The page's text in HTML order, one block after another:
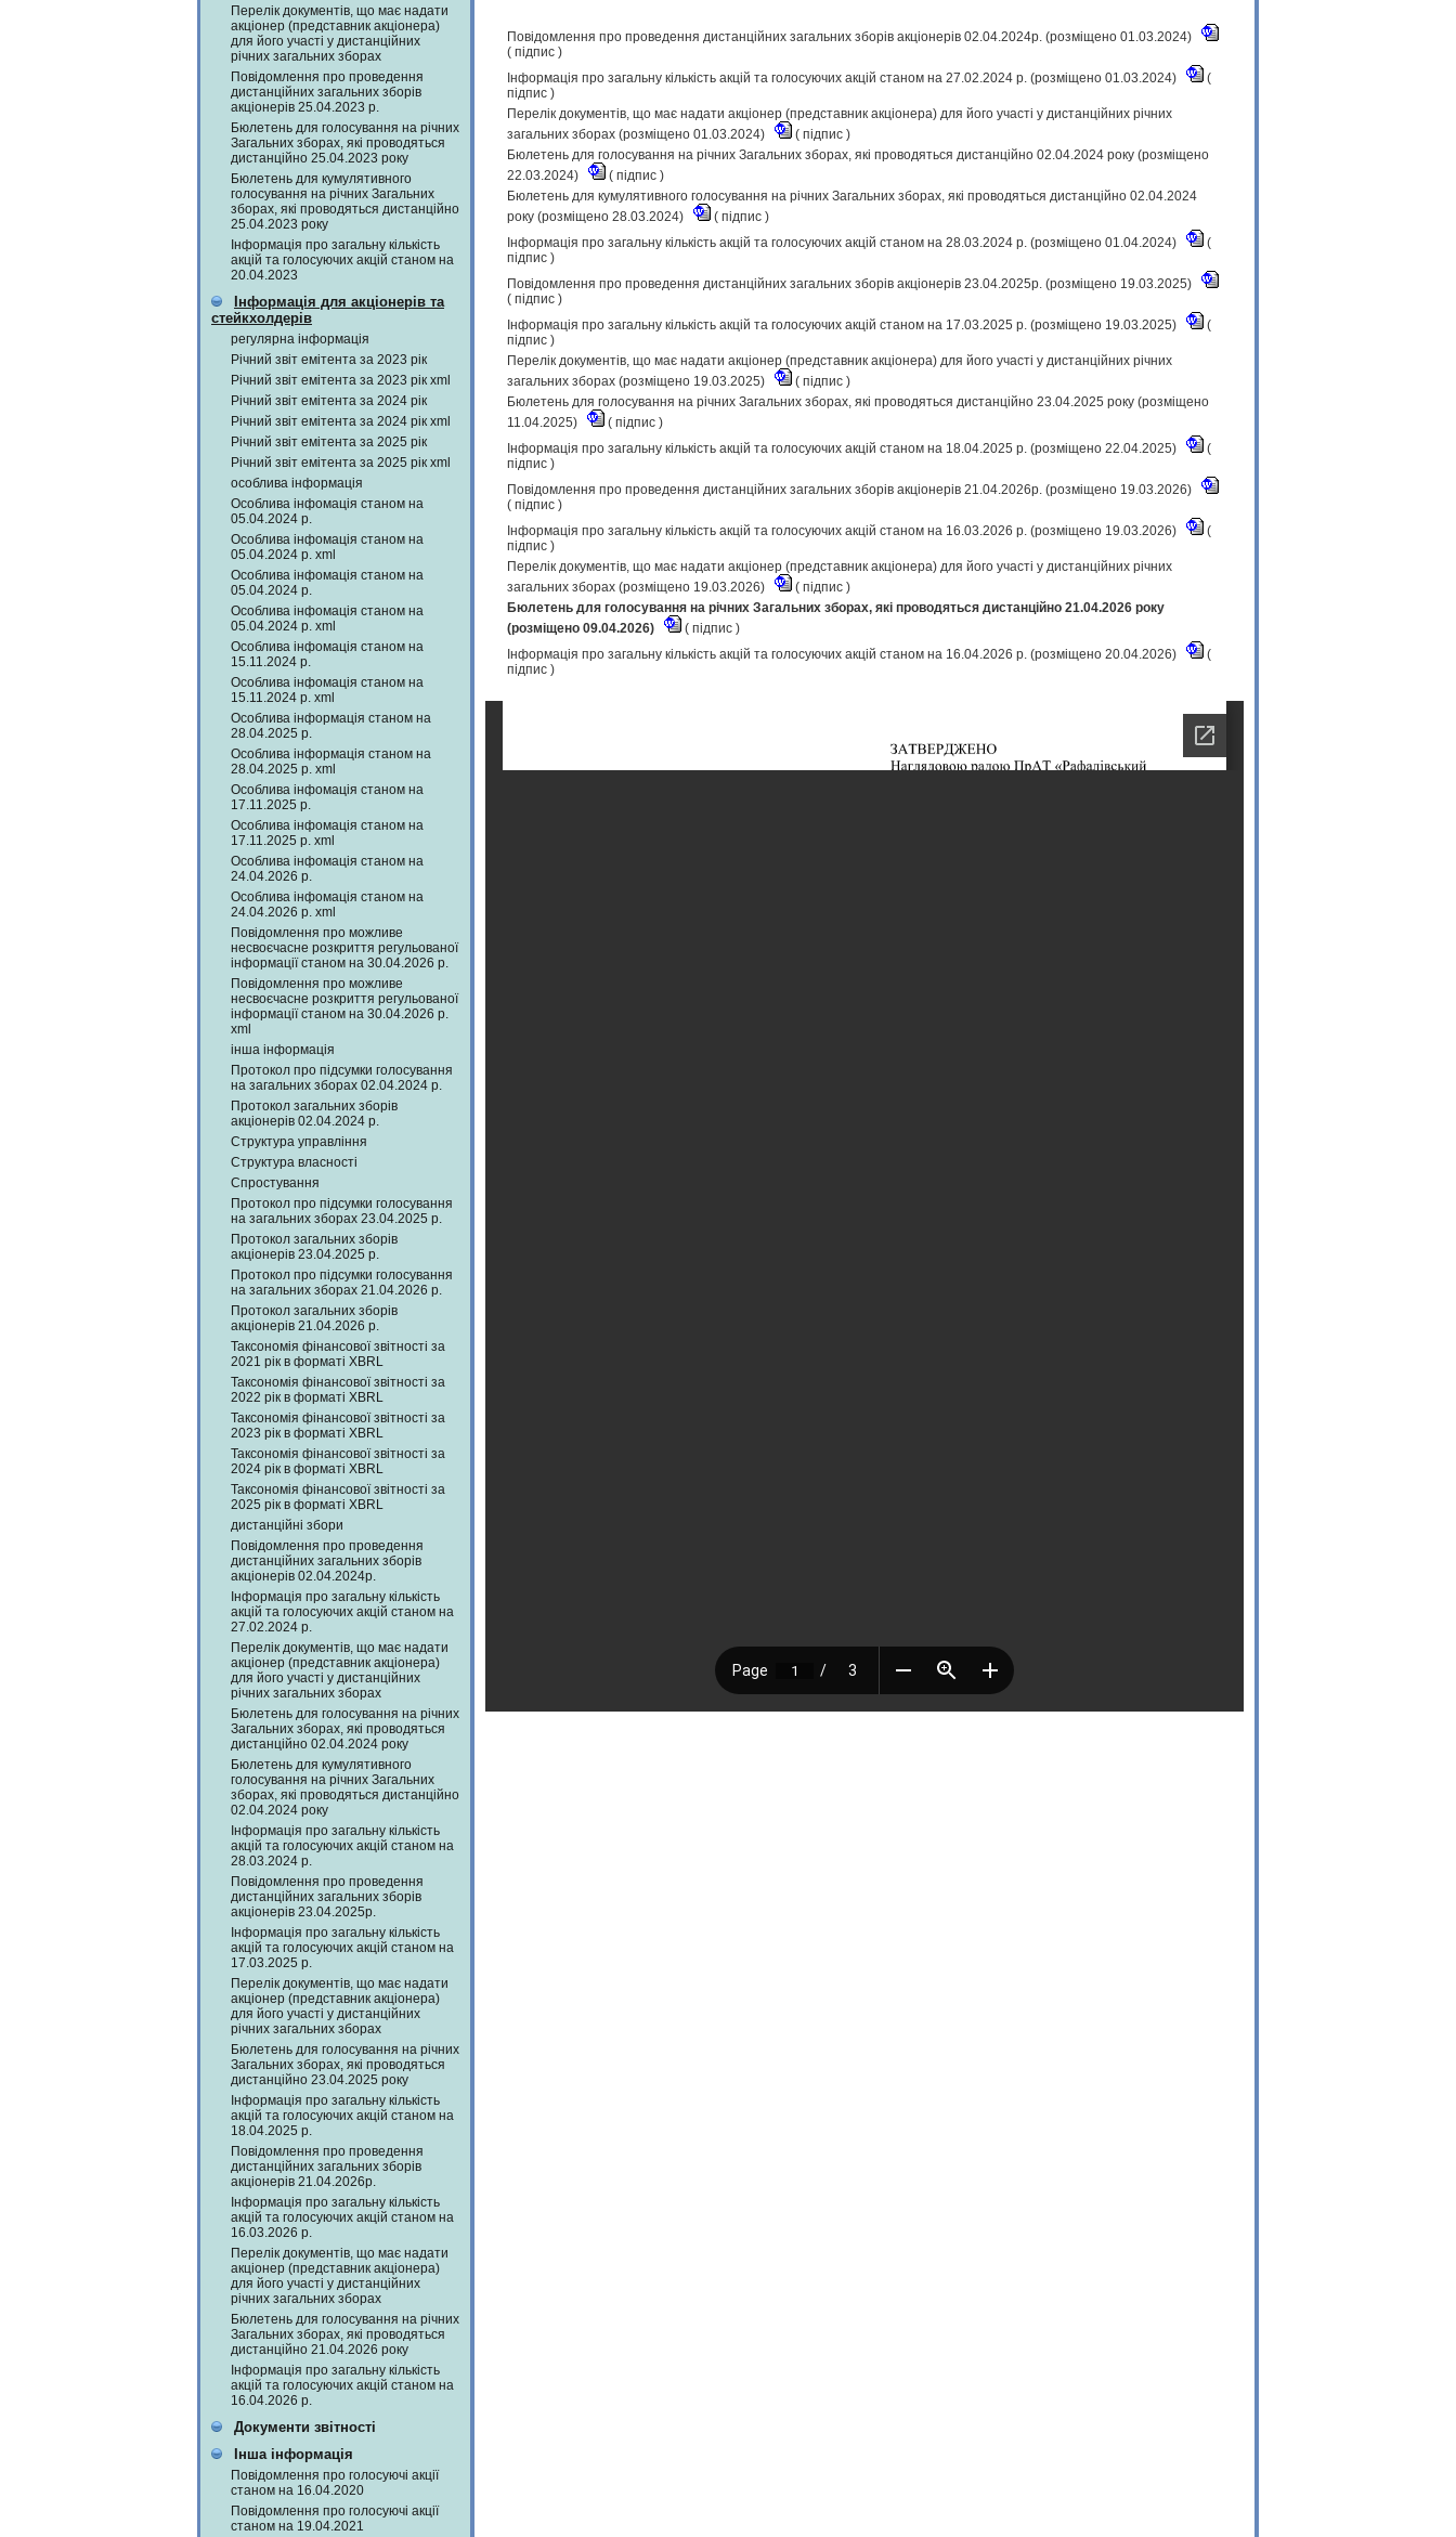
Перелік документів, що має надати
акціонер (представник акціонера)
для його участі у дистанційних
річних загальних зборах
Повідомлення про проведення
дистанційних загальних зборів
акціонерів 25.04.2023 р.
Бюлетень для голосування на річних
Загальних зборах, які проводяться
дистанційно 25.04.2023 року
Бюлетень для кумулятивного
голосування на річних Загальних
зборах, які проводяться дистанційно
25.04.2023 року
Інформація про загальну кількість
акцій та голосуючих акцій станом на
20.04.2023
Інформація для акціонерів та
стейкхолдерів
регулярна інформація
Річний звіт емітента за 2023 рік
Річний звіт емітента за 2023 рік xml
Річний звіт емітента за 2024 рік
Річний звіт емітента за 2024 рік xml
Річний звіт емітента за 2025 рік
Річний звіт емітента за 2025 рік xml
особлива інформація
Особлива інфомація станом на
05.04.2024 р.
Особлива інфомація станом на
05.04.2024 р. xml
Особлива інфомація станом на
05.04.2024 р.
Особлива інфомація станом на
05.04.2024 р. xml
Особлива інфомація станом на
15.11.2024 р.
Особлива інфомація станом на
15.11.2024 р. xml
Особлива інформація станом на
28.04.2025 р.
Особлива інформація станом на
28.04.2025 р. xml
Особлива інфомація станом на
17.11.2025 р.
Особлива інфомація станом на
17.11.2025 р. xml
Особлива інфомація станом на
24.04.2026 р.
Особлива інфомація станом на
24.04.2026 р. xml
Повідомлення про можливе
несвоєчасне розкриття регульованої
інформації станом на 30.04.2026 р.
Повідомлення про можливе
несвоєчасне розкриття регульованої
інформації станом на 30.04.2026 р.
xml
інша інформація
Протокол про підсумки голосування
на загальних зборах 02.04.2024 р.
Протокол загальних зборів
акціонерів 02.04.2024 р.
Структура управління
Структура власності
Спростування
Протокол про підсумки голосування
на загальних зборах 23.04.2025 р.
Протокол загальних зборів
акціонерів 23.04.2025 р.
Протокол про підсумки голосування
на загальних зборах 21.04.2026 р.
Протокол загальних зборів
акціонерів 21.04.2026 р.
Таксономія фінансової звітності за
2021 рік в форматі XBRL
Таксономія фінансової звітності за
2022 рік в форматі XBRL
Таксономія фінансової звітності за
2023 рік в форматі XBRL
Таксономія фінансової звітності за
2024 рік в форматі XBRL
Таксономія фінансової звітності за
2025 рік в форматі XBRL
дистанційні збори
Повідомлення про проведення
дистанційних загальних зборів
акціонерів 02.04.2024р.
Інформація про загальну кількість
акцій та голосуючих акцій станом на
27.02.2024 р.
Перелік документів, що має надати
акціонер (представник акціонера)
для його участі у дистанційних
річних загальних зборах
Бюлетень для голосування на річних
Загальних зборах, які проводяться
дистанційно 02.04.2024 року
Бюлетень для кумулятивного
голосування на річних Загальних
зборах, які проводяться дистанційно
02.04.2024 року
Інформація про загальну кількість
акцій та голосуючих акцій станом на
28.03.2024 р.
Повідомлення про проведення
дистанційних загальних зборів
акціонерів 23.04.2025р.
Інформація про загальну кількість
акцій та голосуючих акцій станом на
17.03.2025 р.
Перелік документів, що має надати
акціонер (представник акціонера)
для його участі у дистанційних
річних загальних зборах
Бюлетень для голосування на річних
Загальних зборах, які проводяться
дистанційно 23.04.2025 року
Інформація про загальну кількість
акцій та голосуючих акцій станом на
18.04.2025 р.
Повідомлення про проведення
дистанційних загальних зборів
акціонерів 21.04.2026р.
Інформація про загальну кількість
акцій та голосуючих акцій станом на
16.03.2026 р.
Перелік документів, що має надати
акціонер (представник акціонера)
для його участі у дистанційних
річних загальних зборах
Бюлетень для голосування на річних
Загальних зборах, які проводяться
дистанційно 21.04.2026 року
Інформація про загальну кількість
акцій та голосуючих акцій станом на
16.04.2026 р.
Документи звітності
Інша інформація
Повідомлення про голосуючі акції
станом на 16.04.2020
Повідомлення про голосуючі акції
станом на 19.04.2021
Повідомлення про проведення дистанційних загальних зборів акціонерів 02.04.2024р. (розміщено 01.03.2024)
( підпис )
Інформація про загальну кількість акцій та голосуючих акцій станом на 27.02.2024 р. (розміщено 01.03.2024)
(
підпис )
Перелік документів, що має надати акціонер (представник акціонера) для його участі у дистанційних річних
загальних зборах (розміщено 01.03.2024)
( підпис )
Бюлетень для голосування на річних Загальних зборах, які проводяться дистанційно 02.04.2024 року (розміщено
22.03.2024)
( підпис )
Бюлетень для кумулятивного голосування на річних Загальних зборах, які проводяться дистанційно 02.04.2024
року (розміщено 28.03.2024)
( підпис )
Інформація про загальну кількість акцій та голосуючих акцій станом на 28.03.2024 р. (розміщено 01.04.2024)
(
підпис )
Повідомлення про проведення дистанційних загальних зборів акціонерів 23.04.2025р. (розміщено 19.03.2025)
( підпис )
Інформація про загальну кількість акцій та голосуючих акцій станом на 17.03.2025 р. (розміщено 19.03.2025)
(
підпис )
Перелік документів, що має надати акціонер (представник акціонера) для його участі у дистанційних річних
загальних зборах (розміщено 19.03.2025)
( підпис )
Бюлетень для голосування на річних Загальних зборах, які проводяться дистанційно 23.04.2025 року (розміщено
11.04.2025)
( підпис )
Інформація про загальну кількість акцій та голосуючих акцій станом на 18.04.2025 р. (розміщено 22.04.2025)
(
підпис )
Повідомлення про проведення дистанційних загальних зборів акціонерів 21.04.2026р. (розміщено 19.03.2026)
( підпис )
Інформація про загальну кількість акцій та голосуючих акцій станом на 16.03.2026 р. (розміщено 19.03.2026)
(
підпис )
Перелік документів, що має надати акціонер (представник акціонера) для його участі у дистанційних річних
загальних зборах (розміщено 19.03.2026)
( підпис )
Бюлетень для голосування на річних Загальних зборах, які проводяться дистанційно 21.04.2026 року
(розміщено 09.04.2026)
( підпис )
Інформація про загальну кількість акцій та голосуючих акцій станом на 16.04.2026 р. (розміщено 20.04.2026)
(
підпис )